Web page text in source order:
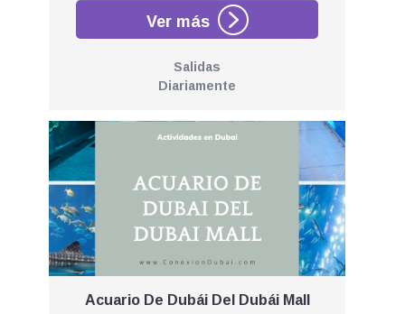
Salidas
Diariamente
Acuario De Dubái Del Dubái Mall